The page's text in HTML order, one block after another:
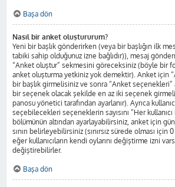
Başa dön
Nasıl bir anket oluştururum?
Yeni bir başlık gönderirken (veya bir başlığın ilk
tabiki sahip olduğunuz izne bağlıdır)), mesaj
“Anket oluştur” sekmesini göreceksiniz (böyle bir
anket oluşturma yetkiniz yok demektir). Anket için
bir başlık girmelisiniz ve sonra “Anket seçenekleri”
bir seçenek olacak şekilde en az iki seçenek
panosu yönetici tarafından ayarlanır). Ayrıca
seçebilecekleri seçeneklerin sayısını “Her
bölümünün altından ayarlayabilirsiniz, anket için
sınırı belirleyebilirsiniz (sınırsız sürede olması için
eğer kullanıcıların kendi oylarını değiştirme izni
değiştirebilirler.
Başa dön